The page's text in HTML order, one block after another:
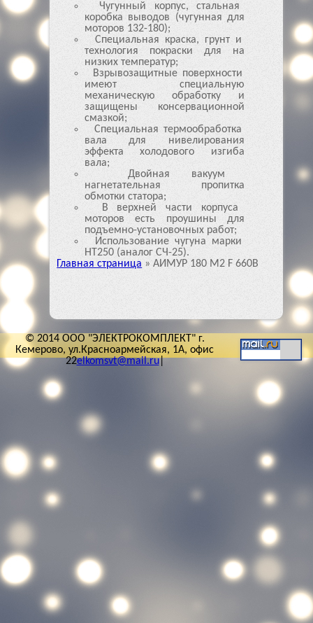
Чугунный корпус, стальная
коробка выводов (чугунная для
моторов 132-180);
Специальная краска, грунт и
технология покраски для на
низких температур;
Взрывозащитные поверхности
имеют специальную
механическую обработку и
защищены консервационной
смазкой;
Специальная термообработка
вала для нивелирования
эффекта холодового изгиба
вала;
Двойная вакуум
нагнетательная пропитка
обмотки статора;
В верхней части корпуса
моторов есть проушины для
подъемно-установочных работ;
Использование чугуна марки
HT250 (аналог СЧ-25).
Главная страница » АИМУР 180 М2 F 660B
© 2014 ООО "ЭЛЕКТРОКОМПЛЕКТ" г.
Кемерово, ул.Красноармейская, 1А, офис
22elkomsvt@mail.ru|